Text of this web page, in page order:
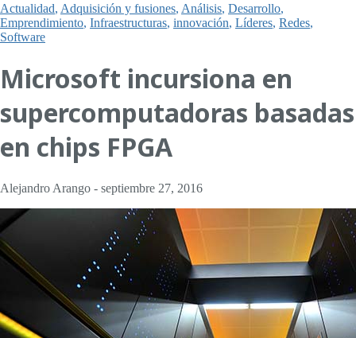
Actualidad, Adquisición y fusiones, Análisis, Desarrollo,
Emprendimiento, Infraestructuras, innovación, Líderes, Redes,
Software
Microsoft incursiona en
supercomputadoras basadas
en chips FPGA
Alejandro Arango - septiembre 27, 2016